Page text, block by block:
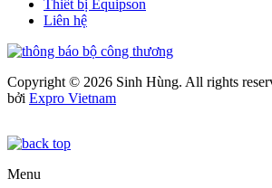
Thiết bị Equipson
Liên hệ
Copyright © 2026 Sinh Hùng. All rights
bởi Expro Vietnam
Menu